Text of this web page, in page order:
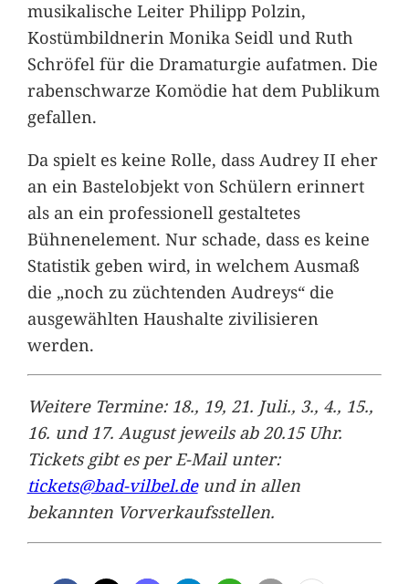
musikalische Leiter Philipp Polzin,
Kostümbildnerin Monika Seidl und Ruth
Schröfel für die Dramaturgie aufatmen. Die
rabenschwarze Komödie hat dem Publikum
gefallen.
Da spielt es keine Rolle, dass Audrey II eher
an ein Bastelobjekt von Schülern erinnert
als an ein professionell gestaltetes
Bühnenelement. Nur schade, dass es keine
Statistik geben wird, in welchem Ausmaß
die „noch zu züchtenden Audreys“ die
ausgewählten Haushalte zivilisieren
werden.
Weitere Termine: 18., 19, 21. Juli., 3., 4., 15.,
16. und 17. August jeweils ab 20.15 Uhr.
Tickets gibt es per E-Mail unter:
tickets@bad-vilbel.deund in allen
bekannten Vorverkaufsstellen.